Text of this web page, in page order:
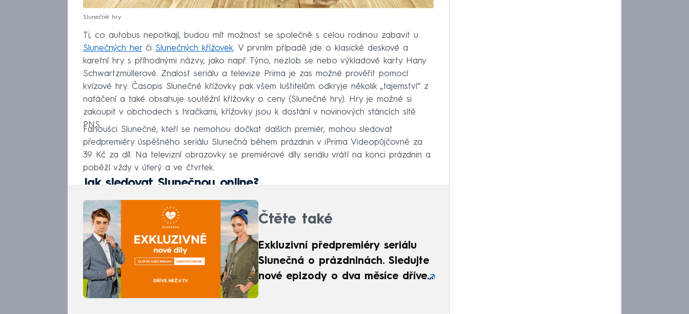
Slunečné hry
Ti, co autobus nepotkají, budou mít možnost se společně s celou rodinou zabavit u
Slunečných herči Slunečných křížovek. V prvním případě jde o klasické deskové a
karetní hry s příhodnými názvy, jako např. Týno, nezlob se nebo výkladové karty Hany
Schwartzmüllerové. Znalost seriálu a televize Prima je zas možné prověřit pomocí
kvízové hry. Časopis Slunečné křížovky pak všem luštitelům odkryje několik „tajemství“ z
natáčení a také obsahuje soutěžní křížovky o ceny (Slunečné hry). Hry je možné si
zakoupit v obchodech s hračkami, křížovky jsou k dostání v novinových stáncích sítě
PNS.
Fanoušci Slunečné, kteří se nemohou dočkat dalších premiér, mohou sledovat
předpremiéry úspěšného seriálu Slunečná během prázdnin v iPrima Videopůjčovně za
39 Kč za díl. Na televizní obrazovky se premiérové díly seriálu vrátí na konci prázdnin a
poběží vždy v úterý a ve čtvrtek.
Jak sledovat Slunečnou online?
Čtěte také
Exkluzivní předpremiéry seriálu
Slunečná o prázdninách. Sledujte
nové epizody o dva měsíce dříve